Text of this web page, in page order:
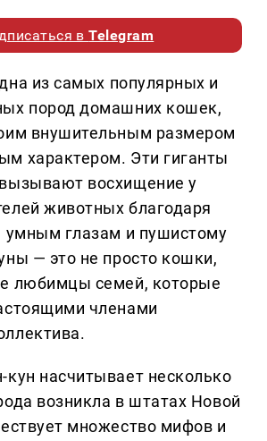
вTelegram
из самых популярных и
пород домашних кошек,
внушительным размером
характером. Эти гиганты
восхищение у
животных благодаря
умным глазам и пушистому
— это не просто кошки,
любимцы семей, которые
членами
кун насчитывает несколько
возникла в штатах Новой
множество мифов и